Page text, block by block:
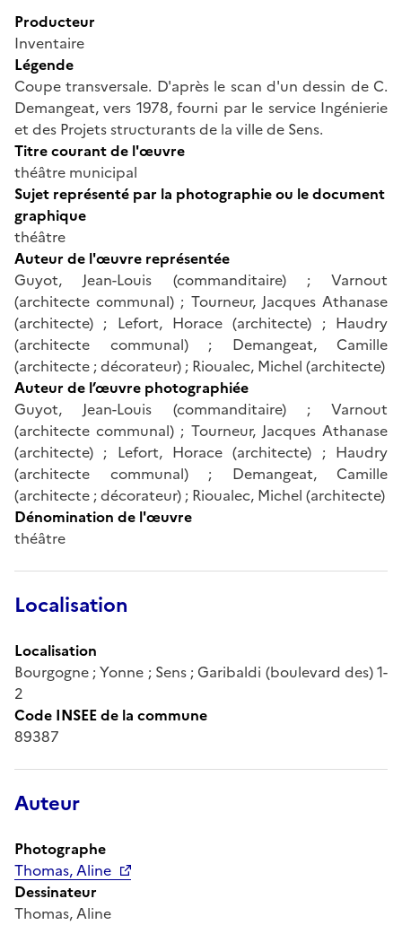
Producteur
Inventaire
Légende
Coupe transversale. D'après le scan d'un dessin de C.
Demangeat, vers 1978, fourni par le service Ingénierie
et des Projets structurants de la ville de Sens.
Titre courant de l'œuvre
théâtre municipal
Sujet représenté par la photographie ou le document
graphique
théâtre
Auteur de l'œuvre représentée
Guyot, Jean-Louis (commanditaire) ; Varnout
(architecte communal) ; Tourneur, Jacques Athanase
(architecte) ; Lefort, Horace (architecte) ; Haudry
(architecte communal) ; Demangeat, Camille
(architecte ; décorateur) ; Rioualec, Michel (architecte)
Auteur de l’œuvre photographiée
Guyot, Jean-Louis (commanditaire) ; Varnout
(architecte communal) ; Tourneur, Jacques Athanase
(architecte) ; Lefort, Horace (architecte) ; Haudry
(architecte communal) ; Demangeat, Camille
(architecte ; décorateur) ; Rioualec, Michel (architecte)
Dénomination de l'œuvre
théâtre
Localisation
Localisation
Bourgogne ; Yonne ; Sens ; Garibaldi (boulevard des) 1-
2
Code INSEE de la commune
89387
Auteur
Photographe
Thomas, Aline
Dessinateur
Thomas, Aline